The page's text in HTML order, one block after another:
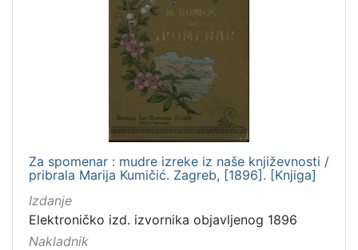
Za spomenar : mudre izreke iz naše književnosti /
pribrala Marija Kumičić. Zagreb, [1896]. [Knjiga]
Izdanje
Elektroničko izd. izvornika objavljenog 1896
Nakladnik